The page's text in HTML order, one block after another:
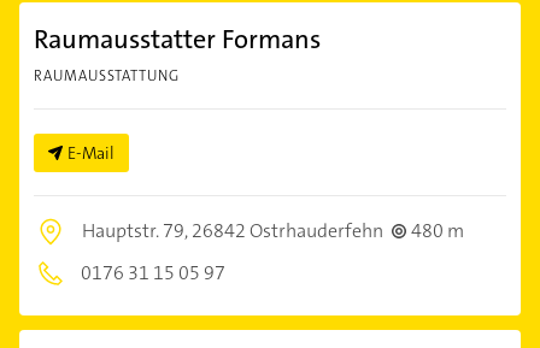
Raumausstatter Formans
RAUMAUSSTATTUNG
E-Mail
Hauptstr. 79,26842 Ostrhauderfehn
480 m
0176 31 15 05 97